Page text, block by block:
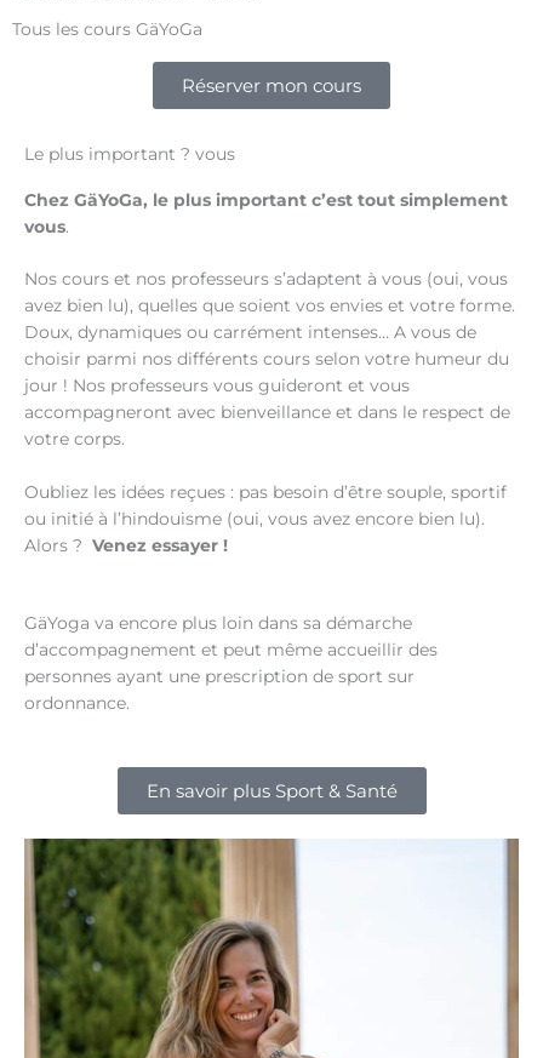
Tous les cours GäYoGa
Réserver mon cours
Le plus important ? vous
Chez GäYoGa, le plus important c’est tout simplement
vous.
Nos cours et nos professeurs s’adaptent à vous (oui, vous
avez bien lu), quelles que soient vos envies et votre forme.
Doux, dynamiques ou carrément intenses… A vous de
choisir parmi nos différents cours selon votre humeur du
jour ! Nos professeurs vous guideront et vous
accompagneront avec bienveillance et dans le respect de
votre corps.
Oubliez les idées reçues : pas besoin d’être souple, sportif
ou initié à l’hindouisme (oui, vous avez encore bien lu).
Alors ? Venez essayer !
GäYoga va encore plus loin dans sa démarche
d’accompagnement et peut même accueillir des
personnes ayant une prescription de sport sur
ordonnance.
En savoir plus Sport & Santé